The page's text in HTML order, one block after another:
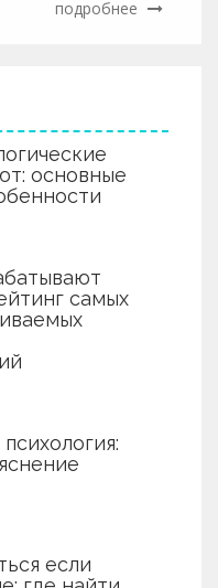
психолога не
подробнее
основные
самых
если